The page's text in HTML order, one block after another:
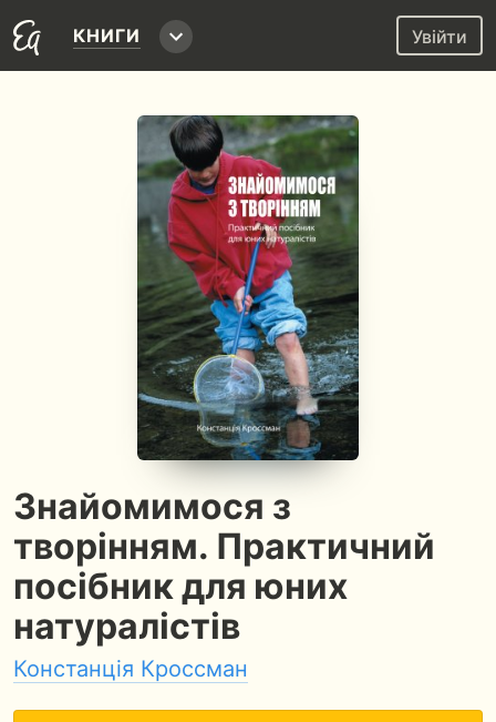
КНИГИ Увійти
Знайомимося з
творінням. Практичний
посібник для юних
натуралістів
Констанція Кроссман